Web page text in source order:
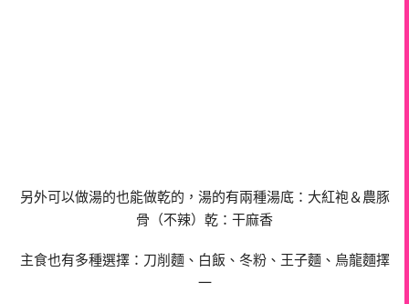
另外可以做湯的也能做乾的，湯的有兩種湯底：大紅袍＆農豚
骨（不辣）乾：干麻香
主食也有多種選擇：刀削麵、白飯、冬粉、王子麵、烏龍麵擇
一